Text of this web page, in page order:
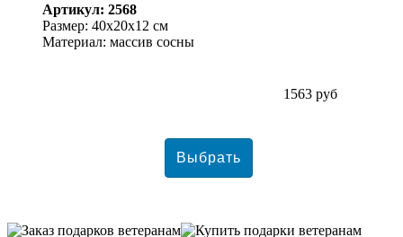
Артикул: 2568
Размер: 40х20х12 см
Материал: массив сосны
1563 руб